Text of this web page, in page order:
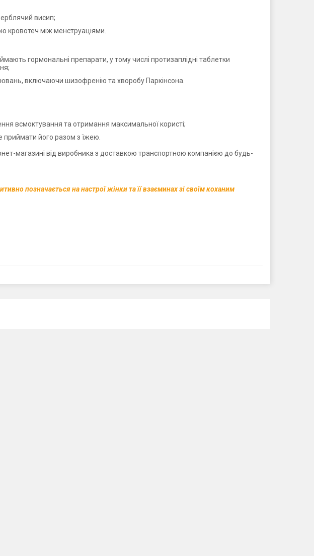
висип;
кровотеч між менструаціями.
гормональні препарати, у тому числі протизаплідні таблетки
включаючи шизофренію та хворобу Паркінсона.
всмоктування та отримання максимальної користі;
приймати його разом з їжею.
магазині від виробника з доставкою транспортною компанією до будь-
позначається на настрої жінки та її взаєминах зі своїм коханим